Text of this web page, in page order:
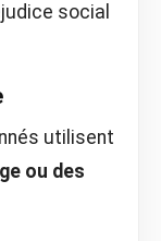
social
utilisent
ou des